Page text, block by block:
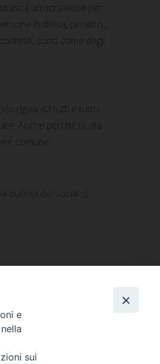
un’occasione per
in divisa, peraltro,
sono come degli
riguarda tutti e tutti i
Anche perché la vita
comune.
dei social si
e
sui